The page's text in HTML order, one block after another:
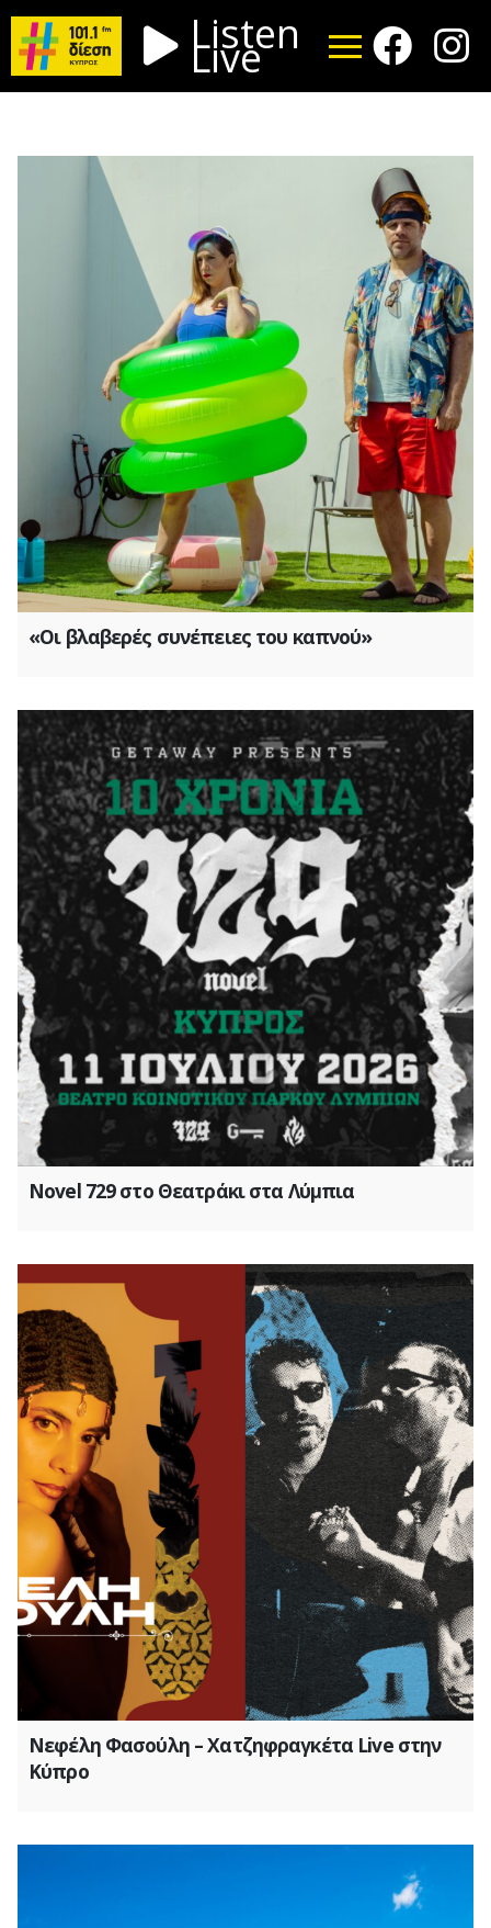
Listen
Live
«Οι βλαβερές συνέπειες του καπνού»
Novel 729 στο Θεατράκι στα Λύμπια
Νεφέλη Φασούλη – Χατζηφραγκέτα Live στην
Κύπρο